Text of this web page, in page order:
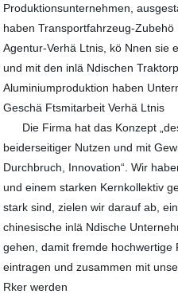
Produktionsunternehmen,
haben Transportfahrzeug-
Agentur-Verhä Ltnis, kö Nnen sie
und mit den inlä Ndischen
Aluminiumproduktion haben
Geschä Ftsmitarbeit Verhä Ltnis
Die Firma hat das Konzept
beiderseitiger Nutzen und mit
Durchbruch, Innovation“. Wir
und einem starken Kernkollektiv
stark sind, zielen wir darauf ab,
chinesische inlä Ndische
gehen, damit fremde
eintragen und zusammen mit
Rker werden